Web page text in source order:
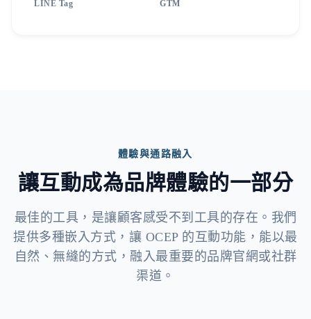
LINE Tag GTM
體驗與通路融入
讓互動成為品牌體驗的一部分
最佳的工具，是讓顧客感受不到工具的存在。我們
提供多種嵌入方式，讓 OCEP 的互動功能，能以最
自然、無縫的方式，融入最重要的品牌官網或社群
渠道。